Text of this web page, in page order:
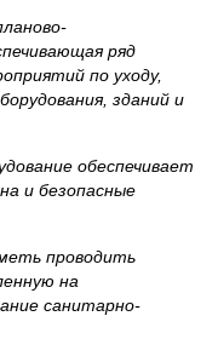
ряд
по уходу,
зданий и
обеспечивает
и безопасные
проводить
на
санитарно-